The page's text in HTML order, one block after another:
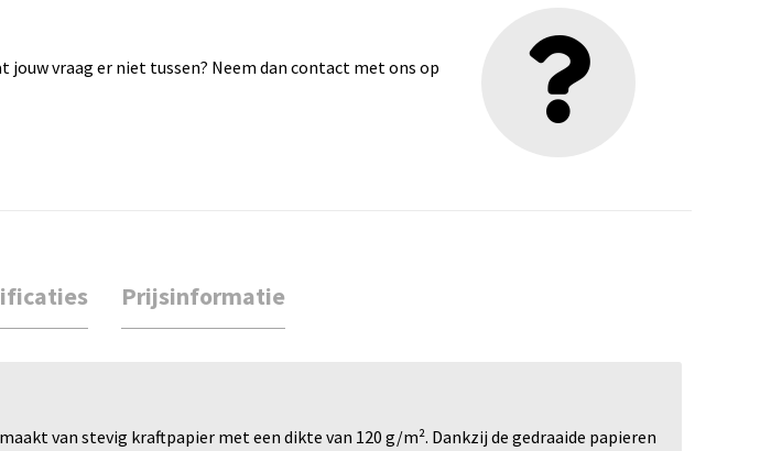
vraag er niet tussen? Neem dan contact met ons op
Prijsinformatie
van stevig kraftpapier met een dikte van 120 g/m². Dankzij de gedraaide papieren